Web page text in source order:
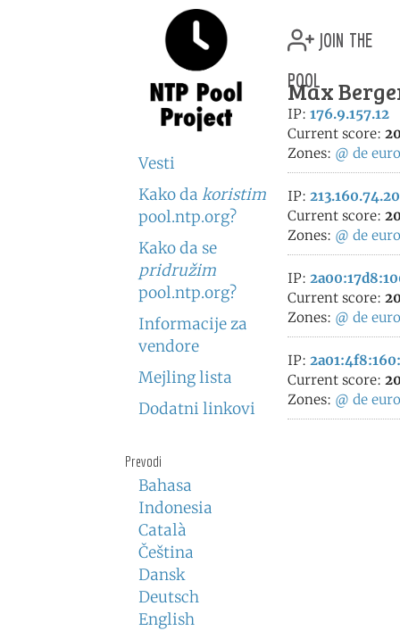
Vesti
Kako da koristim
pool.ntp.org?
Kako da se
pridružim
pool.ntp.org?
Informacije za
vendore
Mejling lista
Dodatni linkovi
Prevodi
Bahasa
Indonesia
Català
Čeština
Dansk
Deutsch
English
join the
pool
Max
IP: 176.9.157.12
Current score:
Zones: @ de
IP:
Current score:
Zones: @ de
IP:
Current score:
Zones: @ de
IP:
Current score:
Zones: @ de